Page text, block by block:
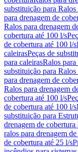
substituição para
para drenagem de
Ralos para drenagem
cobertura até 100 l/s
de cobertura até 100 l/s
caleirasPeças de
para caleirasRalos
substituição para
para drenagem de
Ralos para drenagem
cobertura até 100 l/s
de cobertura até 100 l/s
substituição para
drenagem de cobertura
ralos para drenagem
de cobertura até 25 l/s